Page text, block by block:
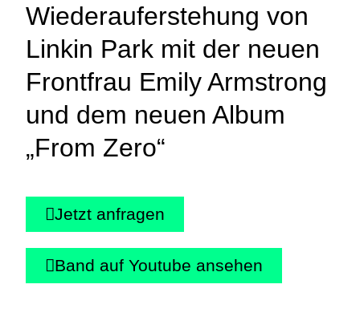
Wiederauferstehung von
Linkin Park mit der neuen
Frontfrau Emily Armstrong
und dem neuen Album
„From Zero“
Jetzt anfragen
Band auf Youtube ansehen